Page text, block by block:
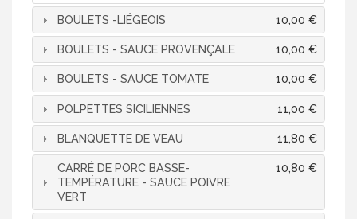
BOULETS -LIÉGEOIS 10,00 €
BOULETS - SAUCE PROVENÇALE 10,00 €
BOULETS - SAUCE TOMATE 10,00 €
POLPETTES SICILIENNES 11,00 €
BLANQUETTE DE VEAU 11,80 €
CARRÉ DE PORC BASSE-
TEMPÉRATURE - SAUCE POIVRE
VERT
10,80 €